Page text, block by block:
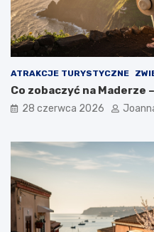
ATRAKCJE TURYSTYCZNE
Co zobaczyć na Maderze
28 czerwca 2026